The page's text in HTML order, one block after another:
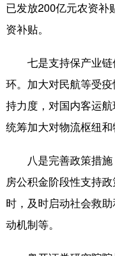
已发放200亿元农资补
资补贴。
七是支持保产业链
环。加大对民航等受
持力度，对国内客运航
统筹加大对物流枢纽和
八是完善政策措施
房公积金阶段性支持
时，及时启动社会救
动机制等。